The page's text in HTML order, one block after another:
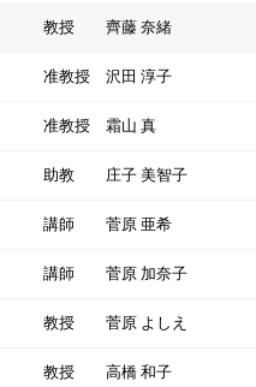
教授 齊藤 奈緒
准教授 沢田 淳子
准教授 霜山 真
助教 庄子 美智子
講師 菅原 亜希
講師 菅原 加奈子
教授 菅原 よしえ
教授 高橋 和子